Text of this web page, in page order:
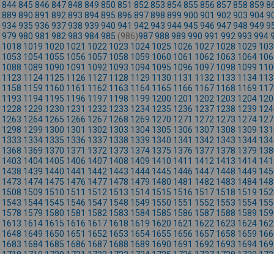
844845 846 847848 849 850 851 852 853 854855 856 857858 859
889 890 891 892 893 894895 896 897898 899 900 901 902 903 904
934935 936 937938 939 940 941 942 943 944945 946 947948 949
979 980 981 982 983 984985 (986)987988 989 990 991 992 993 994
1018 1019 1020 1021 1022 1023 1024 1025 1026 1027 1028 1029
1053 1054 1055 1056 1057 1058 1059 1060 1061 1062 1063 1064
1088 1089 1090 1091 1092 1093 1094 1095 1096 1097 1098 1099
1123 1124 1125 1126 1127 1128 1129 1130 1131 1132 1133 1134
1158 1159 1160 1161 1162 1163 1164 1165 1166 1167 1168 1169
1193 1194 1195 1196 1197 1198 1199 1200 1201 1202 1203 1204
1228 1229 1230 1231 1232 1233 1234 1235 1236 1237 1238 1239
1263 1264 1265 1266 1267 1268 1269 1270 1271 1272 1273 1274
1298 1299 1300 1301 1302 1303 1304 1305 1306 1307 1308 1309
1333 1334 1335 1336 1337 1338 1339 1340 1341 1342 1343 1344
1368 1369 1370 1371 1372 1373 1374 1375 1376 1377 1378 1379
1403 1404 1405 1406 1407 1408 1409 1410 1411 1412 1413 1414
1438 1439 1440 1441 1442 1443 1444 1445 1446 1447 1448 1449
1473 1474 1475 1476 1477 1478 1479 1480 1481 1482 1483 1484
1508 1509 1510 1511 1512 1513 1514 1515 1516 1517 1518 1519
1543 1544 1545 1546 1547 1548 1549 1550 1551 1552 1553 1554
1578 1579 1580 1581 1582 1583 1584 1585 1586 1587 1588 1589
1613 1614 1615 1616 1617 1618 1619 1620 1621 1622 1623 1624
1648 1649 1650 1651 1652 1653 1654 1655 1656 1657 1658 1659
1683 1684 1685 1686 1687 1688 1689 1690 1691 1692 1693 1694